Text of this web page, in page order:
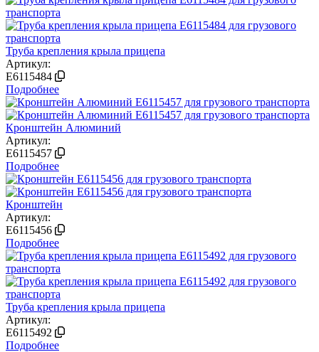
Труба крепления крыла прицепа
Артикул:
E6115484
Подробнее
Кронштейн Алюминий
Артикул:
E6115457
Подробнее
Кронштейн
Артикул:
E6115456
Подробнее
Труба крепления крыла прицепа
Артикул:
E6115492
Подробнее